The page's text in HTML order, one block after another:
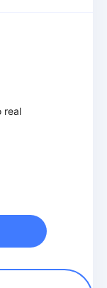
real